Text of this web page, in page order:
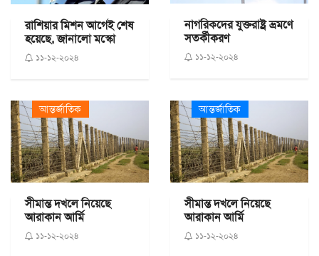
রাশিয়ার মিশন আগেই শেষ
হয়েছে, জানালো মস্কো
১১-১২-২০২৪
নাগরিকদের যুক্তরাষ্ট্র ভ্রমণে
সতর্কীকরণ
১১-১২-২০২৪
আন্তর্জাতিক
সীমান্ত দখলে নিয়েছে
আরাকান আর্মি
১১-১২-২০২৪
আন্তর্জাতিক
সীমান্ত দখলে নিয়েছে
আরাকান আর্মি
১১-১২-২০২৪